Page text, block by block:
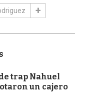
trap Nahuel
un cajero